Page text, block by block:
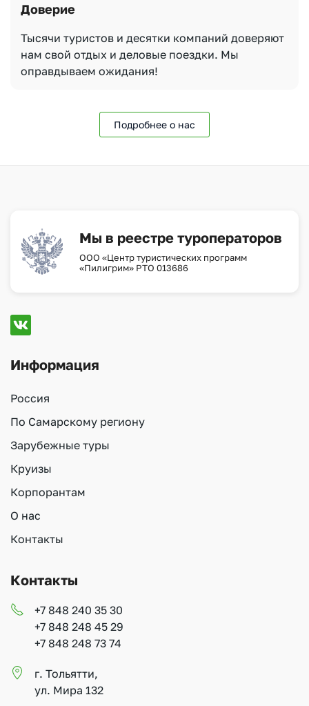
Доверие
Тысячи туристов и десятки компаний доверяют
нам свой отдых и деловые поездки. Мы
оправдываем ожидания!
Подробнее о нас
Мы в реестре туроператоров
ООО «Центр туристических программ
«Пилигрим» РТО 013686
Информация
Россия
По Самарскому региону
Зарубежные туры
Круизы
Корпорантам
О нас
Контакты
Контакты
+7 848 240 35 30
+7 848 248 45 29
+7 848 248 73 74
г. Тольятти,
ул. Мира 132